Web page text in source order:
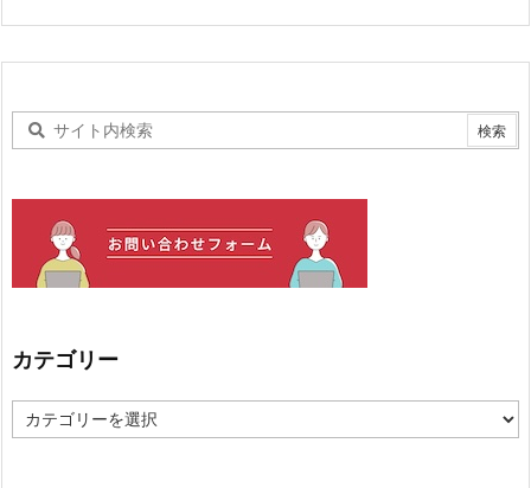
カテゴリー
テ